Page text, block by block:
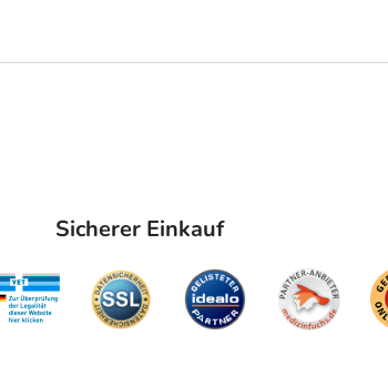
Sicherer Einkauf